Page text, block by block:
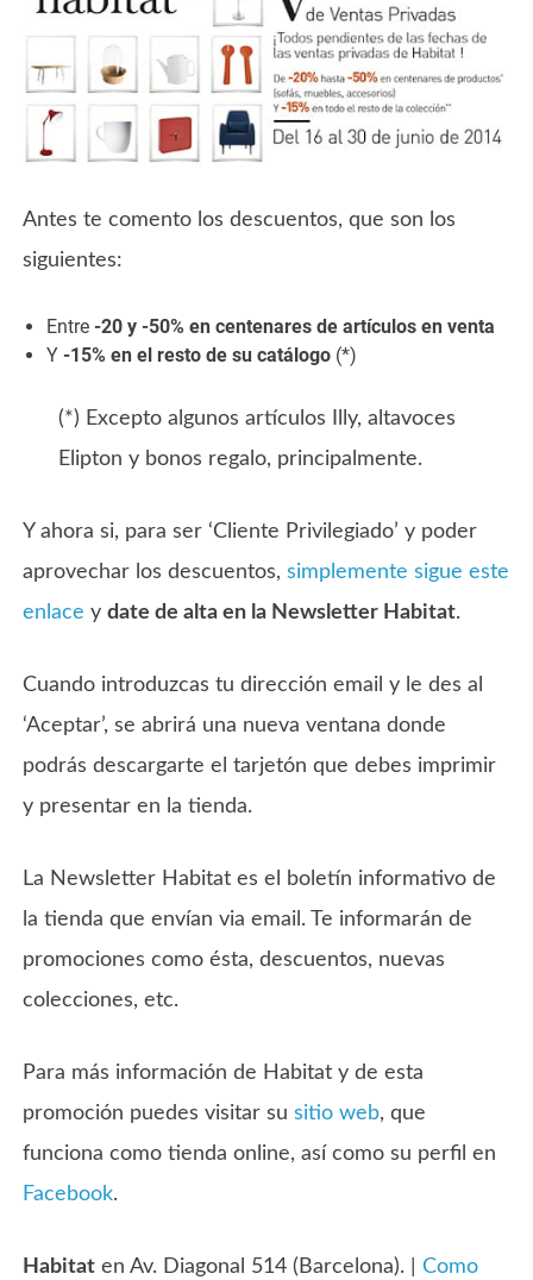
Antes te comento los descuentos, que son los
siguientes:
Entre-20 y -50% en centenares de artículos en venta
Y-15% en el resto de su catálogo (*)
(*) Excepto algunos artículos Illy, altavoces
Elipton y bonos regalo, principalmente.
Y ahora si, para ser ‘Cliente Privilegiado’ y poder
aprovechar los descuentos,simplemente sigue este
enlace ydate de alta en la Newsletter Habitat.
Cuando introduzcas tu dirección email y le des al
‘Aceptar’, se abrirá una nueva ventana donde
podrás descargarte el tarjetón que debes imprimir
y presentar en la tienda.
La Newsletter Habitat es el boletín informativo de
la tienda que envían via email. Te informarán de
promociones como ésta, descuentos, nuevas
colecciones, etc.
Para más información de Habitat y de esta
promoción puedes visitar susitio web, que
funciona como tienda online, así como su perfil en
Facebook.
Habitat en Av. Diagonal 514 (Barcelona). |Como